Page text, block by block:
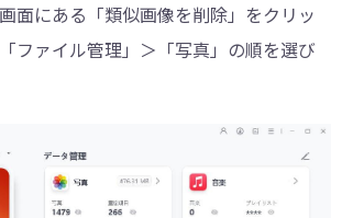
面にある「類似画像を削除」をクリッ
ファイル管理」＞「写真」の順を選び